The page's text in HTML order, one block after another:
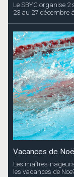
Le SBYC organise
23 au 27 décembre
Vacances de
Les maîtres-
les vacances de